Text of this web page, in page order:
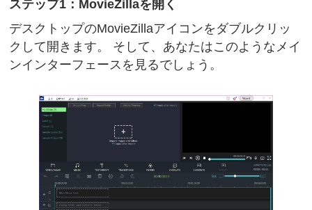
ステップ1：MovieZillaを開く
デスクトップのMovieZillaアイコンをダブルクリッ
クして開きます。 そして、あなたはこのようなメイ
ンインターフェースを見るでしょう。